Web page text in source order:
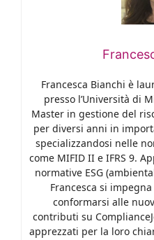
Francesca Bianchi è
presso l’Università di
Master in gestione del
per diversi anni in
specializzandosi nelle
come MIFID II e IFRS 9.
normative ESG
Francesca si
conformarsi alle
contributi su
apprezzati per la loro